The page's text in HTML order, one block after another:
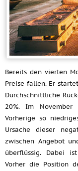
Bereits den vierten
Preise fallen. Er
Durchschnittliche
20%. Im
Vorherige so
Ursache dieser
zwischen Angebot
überflüssig. Dabei
Vorher die Position